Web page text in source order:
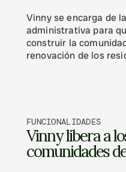
Vinny se encarga de
administrativa para
construir la
renovación de los
FUNCIONALIDADES
Vinny libera a
comunidades